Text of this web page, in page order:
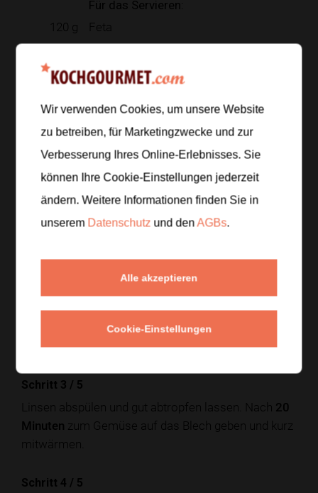
Für das Servieren:
120 g
Feta
frisches Basilikum
Zubereitung
Schritt 1/5
Zucchini in Halbmonde schneiden, Zwiebeln in
Gemüse mit Olivenöl, Salz und Pfeffer auf einem
Blech vermengen. Im Backrohr bei200 °C
Ober-/Unterhitzeca.25 Minutenrösten.
Schritt 3 / 5
Linsen abspülen und gut abtropfen lassen. Nach 20
Minuten zum Gemüse auf das Blech geben und kurz
mitwärmen.
Schritt 4 / 5
Wir verwenden Cookies, um unsere Website
zu betreiben, für Marketingzwecke und zur
Verbesserung Ihres Online-Erlebnisses. Sie
können Ihre Cookie-Einstellungen jederzeit
ändern. Weitere Informationen finden Sie in
unserem Datenschutz und denAGBs.
Alle akzeptieren
Cookie-Einstellungen